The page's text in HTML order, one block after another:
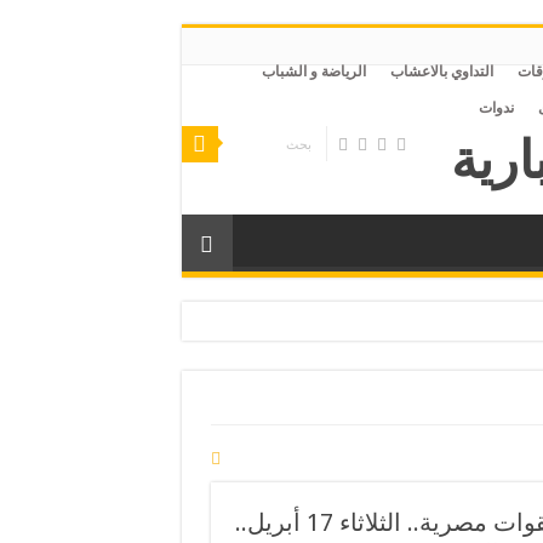
التداوي بالاعشاب الرياضة و الشباب
ندوات
أمريكا تسعى إلى استبدال قواتها في سوريا بقوات مصرية.. الثلاثاء 17 أبريل..